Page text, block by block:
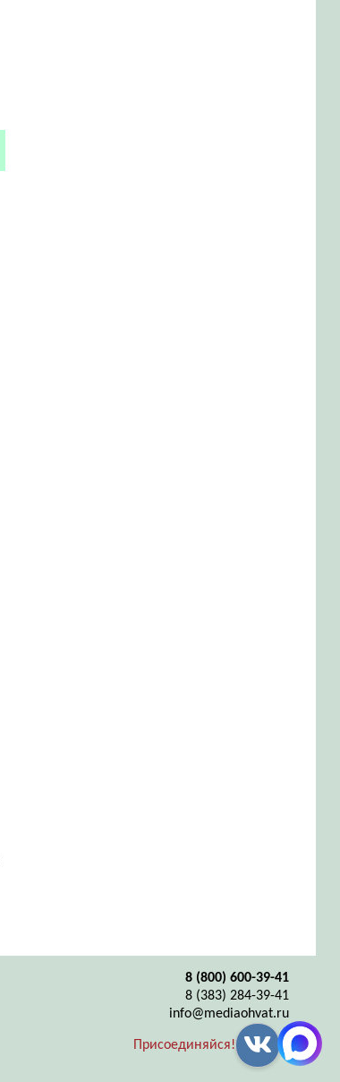
8 (800) 600-39-41
8 (383) 284-39-41
info@mediaohvat.ru
Присоединяйся!